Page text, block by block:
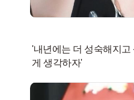
'내년에는 더 성숙해지고
게 생각하자'